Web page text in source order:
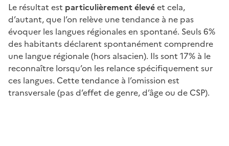
Le résultat est particulièrement élevéet cela,
d’autant, que l’on relève une tendance à ne pas
évoquer les langues régionales en spontané. Seuls 6%
des habitants déclarent spontanément comprendre
une langue régionale (hors alsacien). Ils sont 17% à le
reconnaître lorsqu’on les relance spécifiquement sur
ces langues. Cette tendance à l’omission est
transversale (pas d’effet de genre, d’âge ou de CSP).